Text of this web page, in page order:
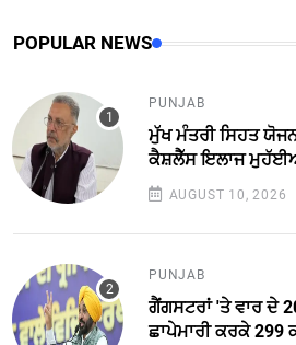
POPULAR NEWS
PUNJAB
ਮੁੱਖ ਮੰਤਰੀ ਸਿਹਤ
ਕੈਸ਼ਲੈੱਸ ਇਲਾਜ
AUGUST 10, 2026
PUNJAB
ਗੈਂਗਸਟਰਾਂ 'ਤੇ ਵਾਰ ਦੇ
ਛਾਪੇਮਾਰੀ ਕਰਕੇ 299